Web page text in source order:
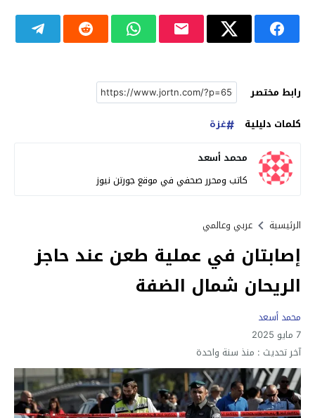
رابط مختصر
كلمات دليلية
غزة
محمد أسعد
كاتب ومحرر صحفي في موقع جورتن نيوز
الرئيسية عربي وعالمي
إصابتان في عملية طعن عند حاجز
الريحان شمال الضفة
محمد أسعد
7 مايو 2025
آخر تحديث : منذ سنة واحدة